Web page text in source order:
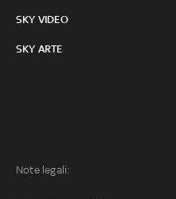
SKY VIDEO
SKY ARTE
Note legali: